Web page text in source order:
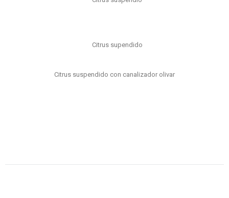
Citrus supendido
Citrus suspendido con canalizador olivar